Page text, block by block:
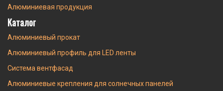
Алюминиевая продукция
Каталог
Алюминиевый прокат
Алюминиевый профиль для LED ленты
Система вентфасад
Алюминиевые крепления для солнечных панелей